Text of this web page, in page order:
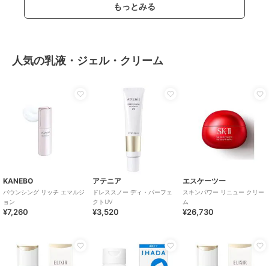
もっとみる
人気の乳液・ジェル・クリーム
KANEBO
バウンシング リッチ エマルジ
ョン
¥7,260
アテニア
ドレススノー ディ・パーフェ
クトUV
¥3,520
エスケーツー
スキンパワー リニュー クリー
ム
¥26,730